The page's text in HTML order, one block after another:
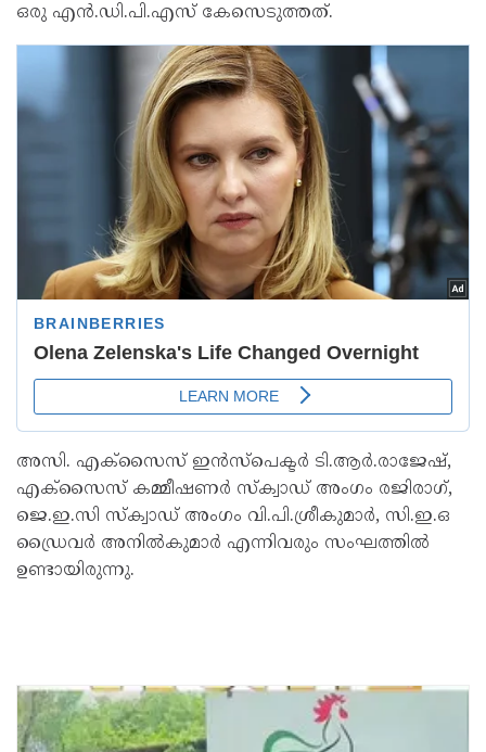
ഒരു എന്‍.ഡി.പി.എസ് കേസെടുത്തത്.
അസി. എക്‌സൈസ് ഇന്‍സ്‌പെക്ടര്‍ ടി.ആര്‍.രാജേഷ്,
എക്‌സൈസ് കമ്മീഷണര്‍ സ്‌ക്വാഡ് അംഗം രജിരാഗ്,
ജെ.ഇ.സി സ്‌ക്വാഡ് അംഗം വി.പി.ശ്രീകുമാര്‍, സി.ഇ.ഒ
ഡ്രൈവര്‍ അനില്‍കുമാര്‍ എന്നിവരും സംഘത്തില്‍
ഉണ്ടായിരുന്നു.